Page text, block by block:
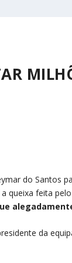
do Santos
queixa feita
da